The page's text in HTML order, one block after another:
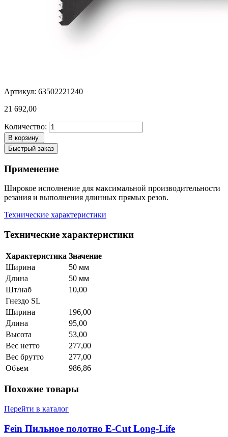
Артикул: 63502221240
21 692,00
Количество:
В корзину
Быстрый заказ
Применение
Широкое исполнение для максимальной производительности
резания и выполнения длинных прямых резов.
Технические характеристики
Технические характеристики
Характеристика Значение
Ширина
50 мм
Длина
50 мм
Шт/наб
10,00
Гнездо SL
Ширина
196,00
Длина
95,00
Высота
53,00
Вес нетто
277,00
Вес брутто
277,00
Объем
986,86
Похожие товары
Перейти в каталог
Fein Пильное полотно E-Cut Long-Life